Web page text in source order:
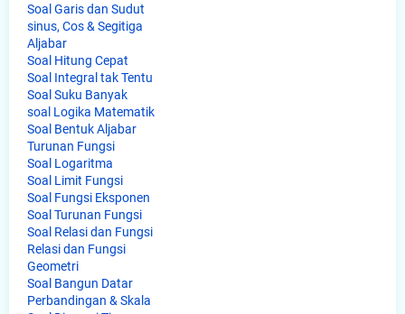
Soal Garis dan Sudut
sinus, Cos & Segitiga
Aljabar
Soal Hitung Cepat
Soal Integral tak Tentu
Soal Suku Banyak
soal Logika Matematik
Soal Bentuk Aljabar
Turunan Fungsi
Soal Logaritma
Soal Limit Fungsi
Soal Fungsi Eksponen
Soal Turunan Fungsi
Soal Relasi dan Fungsi
Relasi dan Fungsi
Geometri
Soal Bangun Datar
Perbandingan & Skala